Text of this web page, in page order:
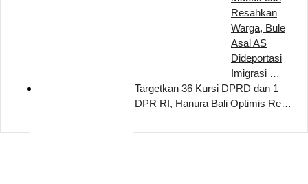
Resahkan
Warga, Bule
Asal AS
Dideportasi
Imigrasi …
Targetkan 36 Kursi DPRD dan 1
DPR RI, Hanura Bali Optimis Re…